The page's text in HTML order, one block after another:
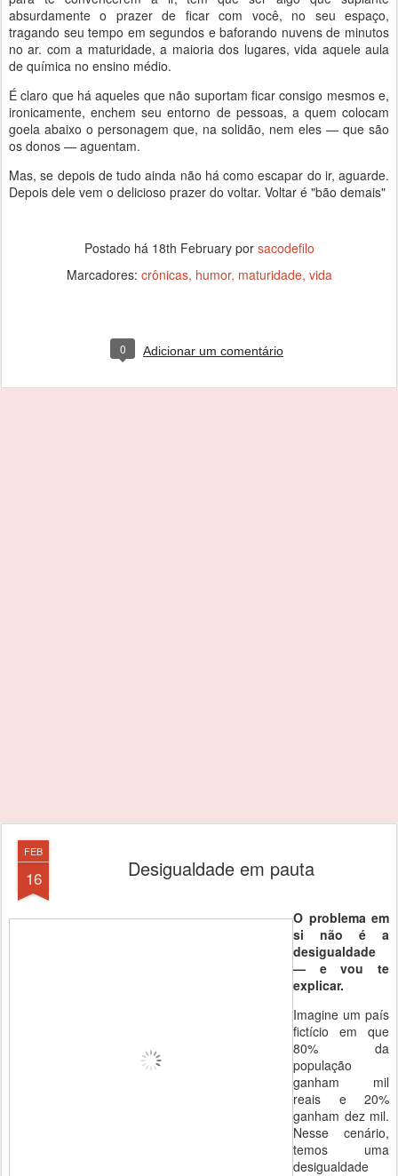
absurdamente o prazer de ficar com você, no seu espaço,
tragando seu tempo em segundos e baforando nuvens de minutos
no ar. com a maturidade, a maioria dos lugares, vida aquele aula
de química no ensino médio.
É claro que há aqueles que não suportam ficar consigo mesmos e,
ironicamente, enchem seu entorno de pessoas, a quem colocam
goela abaixo o personagem que, na solidão, nem eles — que são
os donos — aguentam.
Mas, se depois de tudo ainda não há como escapar do ir, aguarde.
Depois dele vem o delicioso prazer do voltar. Voltar é "bão demais"
Postado há 18th Februarypor sacodefilo
Marcadores: crônicas humor maturidade vida
0 Adicionar um comentário
FEB
16 Desigualdade em pauta
O problema em
si não é a
desigualdade
— e vou te
explicar.
Imagine um país
fictício em que
80% da
população
ganham mil
reais e 20%
ganham dez mil.
Nesse cenário,
temos uma
desigualdade